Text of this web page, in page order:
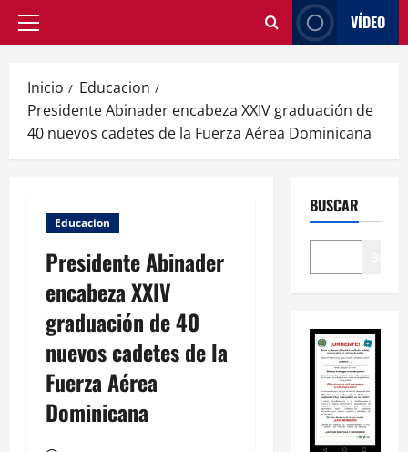
VÍDEO
Inicio
Educacion
Presidente Abinader encabeza XXIV graduación de
40 nuevos cadetes de la Fuerza Aérea Dominicana
Educacion
Presidente Abinader
encabeza XXIV
graduación de 40
nuevos cadetes de la
Fuerza Aérea
Dominicana
BUSCAR